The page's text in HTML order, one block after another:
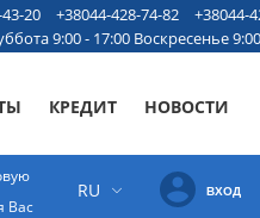
20 +38044-428-74-82
+38044-
9:00 - 17:00 Воскресенье
КРЕДИТ НОВОСТИ
Вас
RU ВХОД